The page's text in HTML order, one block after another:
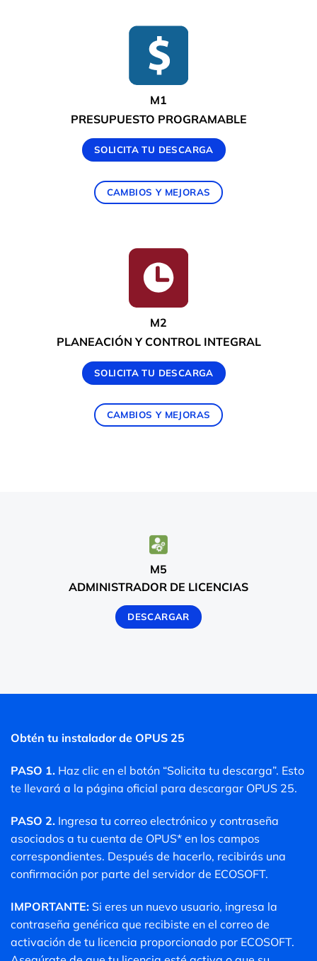
M1
PRESUPUESTO PROGRAMABLE
SOLICITA TU DESCARGA
CAMBIOS Y MEJORAS
M2
PLANEACIÓN Y CONTROL INTEGRAL
SOLICITA TU DESCARGA
CAMBIOS Y MEJORAS
M5
ADMINISTRADOR DE LICENCIAS
DESCARGAR
Obtén tu instalador de OPUS 25
PASO 1. Haz clic en el botón “Solicita tu descarga”. Esto
te llevará a la página oficial para descargar OPUS 25.
PASO 2. Ingresa tu correo electrónico y contraseña
asociados a tu cuenta de OPUS* en los campos
correspondientes. Después de hacerlo, recibirás una
confirmación por parte del servidor de ECOSOFT.
IMPORTANTE: Si eres un nuevo usuario, ingresa la
contraseña genérica que recibiste en el correo de
activación de tu licencia proporcionado por ECOSOFT.